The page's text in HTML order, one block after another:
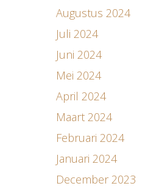
Augustus 2024
Juli 2024
Juni 2024
Mei 2024
April 2024
Maart 2024
Februari 2024
Januari 2024
December 2023